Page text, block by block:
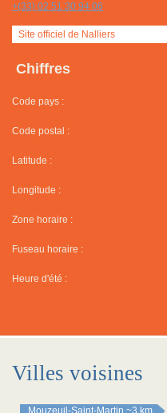
+(33) 02 51 30 94 06
Site officiel de Nalliers
Chiffres
Code pays :
Code postal :
Latitude :
Longitude :
Zone horaire :
Fuseau horaire :
Heure d'été :
Villes voisines
Mouzeuil-Saint-Martin ~3 km